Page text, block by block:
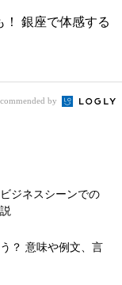
！ 銀座で体感する
by
ジネスシーンでの
？ 意味や例文、言